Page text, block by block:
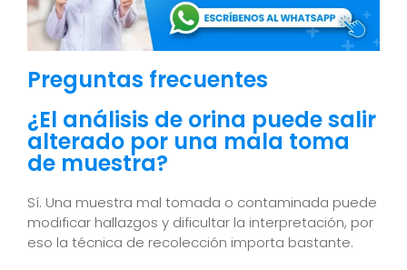
Preguntas frecuentes
¿El análisis de orina puede salir
alterado por una mala toma
de muestra?
Sí. Una muestra mal tomada o contaminada puede
modificar hallazgos y dificultar la interpretación, por
eso la técnica de recolección importa bastante.